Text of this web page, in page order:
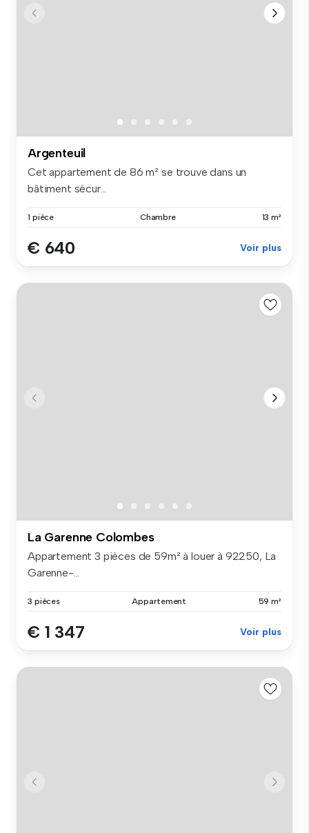
Argenteuil
Cet appartement de 86 m² se trouve dans un
bâtiment sécur...
1 pièce Chambre 13 m²
€ 640 Voir plus
La Garenne Colombes
Appartement 3 pièces de 59m² à louer à 92250, La
Garenne-...
3 pièces Appartement 59 m²
€ 1 347 Voir plus